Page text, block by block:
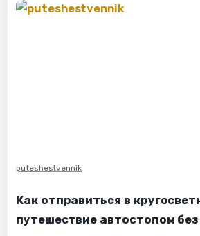
puteshestvennik
Как отправиться в
путешествие автостопом без